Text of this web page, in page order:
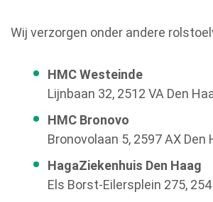
Wij verzorgen onder andere
HMC Westeinde
Lijnbaan 32, 2512 VA Den
HMC Bronovo
Bronovolaan 5, 2597 AX Den
HagaZiekenhuis Den Haag
Els Borst-Eilersplein 275,